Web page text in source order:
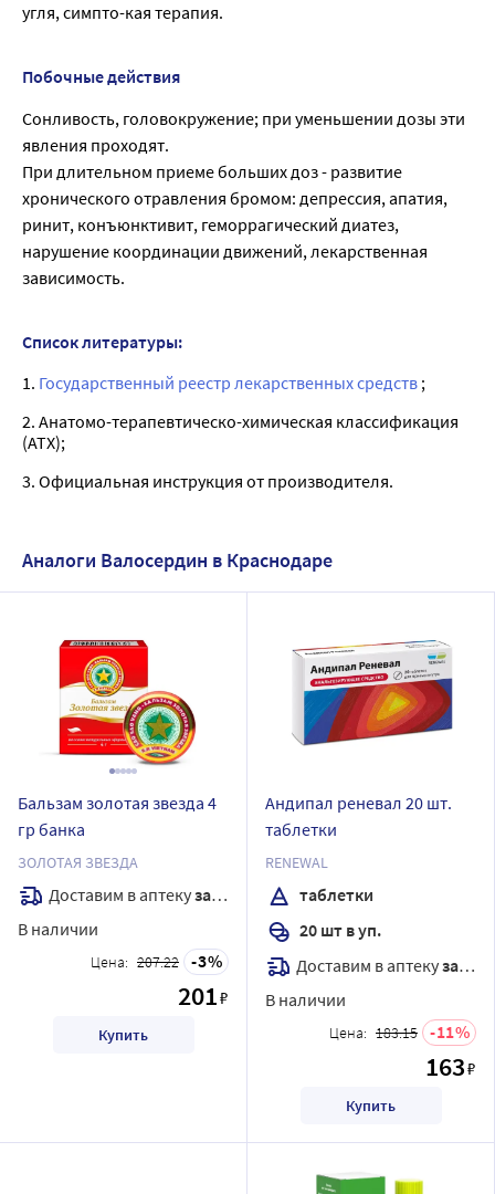
угля, симпто-кая терапия.
Побочные действия
Сонливость, головокружение; при уменьшении дозы эти
явления проходят.
При длительном приеме больших доз - развитие
хронического отравления бромом: депрессия, апатия,
ринит, конъюнктивит, геморрагический диатез,
нарушение координации движений, лекарственная
зависимость.
Список литературы:
1. Государственный реестр лекарственных средств ;
2. Анатомо-терапевтическо-химическая классификация
(ATX);
3. Официальная инструкция от производителя.
Аналоги Валосердин в Краснодаре
Бальзам золотая звезда 4
гр банка
ЗОЛОТАЯ ЗВЕЗДА
Доставим в аптекузавтра
В наличии
Цена: 207.22 3
201₽
Купить
Андипал реневал 20 шт.
таблетки
RENEWAL
таблетки
20 шт в уп.
Доставим в аптекузавтра
В наличии
Цена: 183.15 11
163₽
Купить